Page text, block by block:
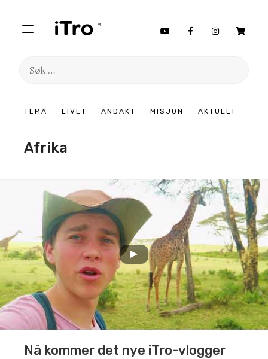
TEMA LIVET ANDAKT MISJON AKTUELT
Søk
Afrika
Nå kommer det nye iTro-vlogger